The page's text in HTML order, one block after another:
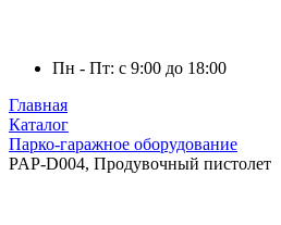
Пн - Пт: с 9:00 до 18:00
Главная
Каталог
Парко-гаражное оборудование
PAP-D004, Продувочный пистолет